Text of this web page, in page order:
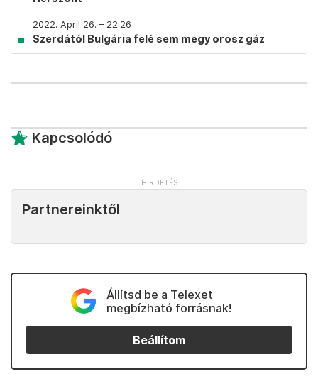
2022. April 26. – 22:26
Szerdától Bulgária felé sem megy orosz gáz
Kapcsolódó
Partnereinktől
Állítsd be a Telexet
megbízható forrásnak!
Beállítom